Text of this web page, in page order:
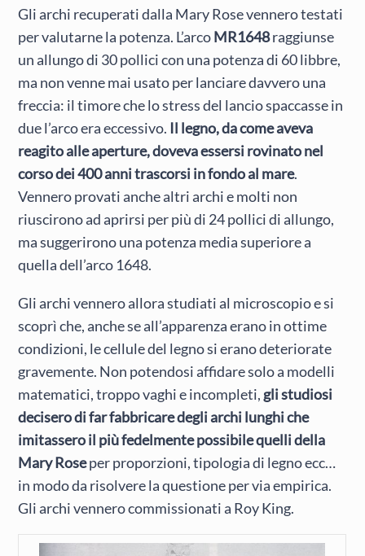
Gli archi recuperati dalla Mary Rose vennero testati
per valutarne la potenza. L’arcoMR1648raggiunse
un allungo di 30 pollici con una potenza di 60 libbre,
ma non venne mai usato per lanciare davvero una
freccia: il timore che lo stress del lancio spaccasse in
due l’arco era eccessivo. Il legno, da come aveva
reagito alle aperture, doveva essersi rovinato nel
corso dei 400 anni trascorsi in fondo al mare.
Vennero provati anche altri archi e molti non
riuscirono ad aprirsi per più di 24 pollici di allungo,
ma suggerirono una potenza media superiore a
quella dell’arco 1648.
Gli archi vennero allora studiati al microscopio e si
scoprì che, anche se all’apparenza erano in ottime
condizioni, le cellule del legno si erano deteriorate
gravemente. Non potendosi affidare solo a modelli
matematici, troppo vaghi e incompleti, gli studiosi
decisero di far fabbricare degli archi lunghi che
imitassero il più fedelmente possibile quelli della
Mary Roseper proporzioni, tipologia di legno ecc…
in modo da risolvere la questione per via empirica.
Gli archi vennero commissionati a Roy King.